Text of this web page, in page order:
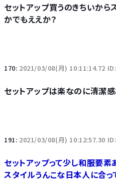
セットアップ買うのきちいから
かでもええか？
170: 2021/03/08(月) 10:11:14.72
セットアップは楽なのに清潔
191: 2021/03/08(月) 10:12:57.30
セットアップって少し和服要素
スタイルうんこな日本人に合っ